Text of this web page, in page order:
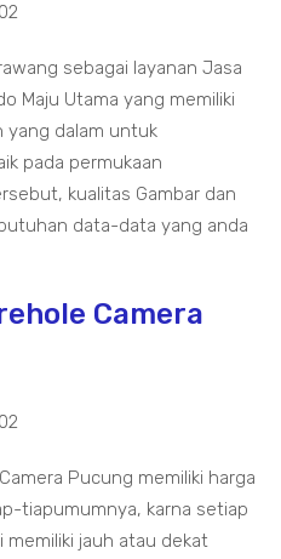
sebagai layanan Jasa
Maju Utama yang memiliki
yang dalam untuk
pada permukaan
kualitas Gambar dan
data-data yang anda
Camera
Pucung memiliki harga
tiapumumnya, karna setiap
memiliki jauh atau dekat